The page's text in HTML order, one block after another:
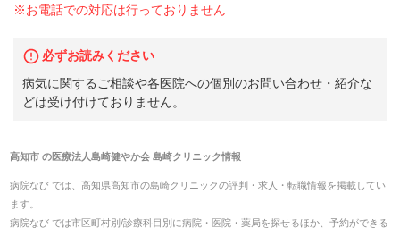
※お電話での対応は行っておりません
必ずお読みください
病気に関するご相談や各医院への個別のお問い合わせ・紹介な
どは受け付けておりません。
高知市の医療法人島崎健やか会 島崎クリニック情報
病院なび では、 高知県高知市の島崎クリニックの評判・求人・転職情報を掲載してい
ます。
病院なび では市区町村別/診療科目別に病院・医院・薬局を探せるほか、予約ができる